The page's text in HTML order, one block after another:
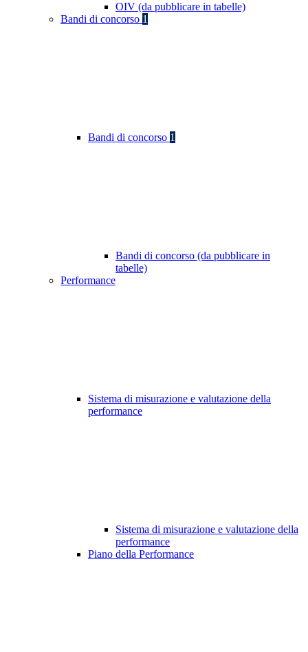
OIV (da pubblicare in tabelle)
Bandi di concorso 1
Bandi di concorso 1
Bandi di concorso (da pubblicare in
tabelle)
Performance
Sistema di misurazione e valutazione della
performance
Sistema di misurazione e valutazione della
performance
Piano della Performance